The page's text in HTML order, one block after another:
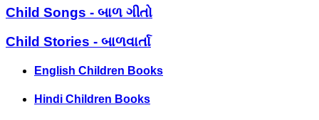
Child Songs - બાળ ગીતો
Child Stories - બાળવાર્તા
English Children Books
Hindi Children Books